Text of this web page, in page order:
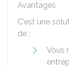
Avantages
C'est une
de :
Vous